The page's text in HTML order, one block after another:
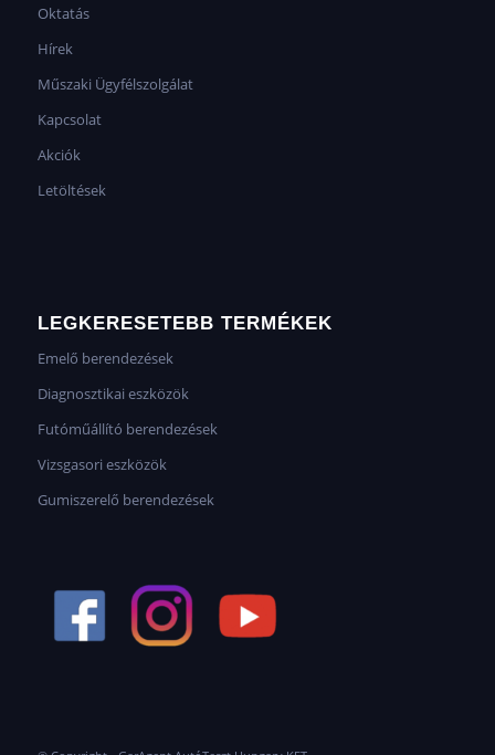
Oktatás
Hírek
Műszaki Ügyfélszolgálat
Kapcsolat
Akciók
Letöltések
LEGKERESETEBB TERMÉKEK
Emelő berendezések
Diagnosztikai eszközök
Futóműállító berendezések
Vizsgasori eszközök
Gumiszerelő berendezések